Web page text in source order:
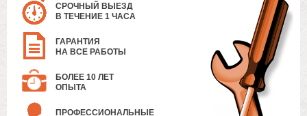
СРОЧНЫЙ ВЫЕЗД
В ТЕЧЕНИЕ 1 ЧАСА
ГАРАНТИЯ
НА ВСЕ РАБОТЫ
БОЛЕЕ 10 ЛЕТ
ОПЫТА
ПРОФЕССИОНАЛЬНЫЕ